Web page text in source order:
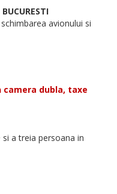
avionului si
camera dubla, taxe
a treia persoana in